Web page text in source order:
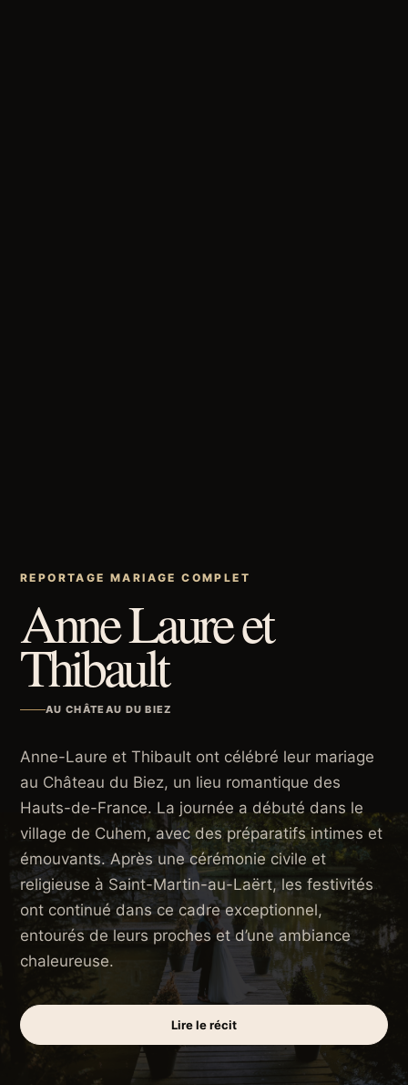
REPORTAGE MARIAGE COMPLET
Anne Laure et
Thibault
AU CHÂTEAU DU BIEZ
Anne-Laure et Thibault ont célébré leur mariage
au Château du Biez, un lieu romantique des
Hauts-de-France. La journée a débuté dans le
village de Cuhem, avec des préparatifs intimes et
émouvants. Après une cérémonie civile et
religieuse à Saint-Martin-au-Laërt, les festivités
ont continué dans ce cadre exceptionnel,
entourés de leurs proches et d’une ambiance
chaleureuse.
Lire le récit